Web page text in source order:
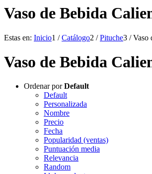
Vaso de Bebida
Estas en: Inicio1 / Catálogo2 / Pituche3 / Vaso
Vaso de Bebida
Ordenar porDefault
Default
Personalizada
Nombre
Precio
Fecha
Popularidad (ventas)
Puntuación media
Relevancia
Random